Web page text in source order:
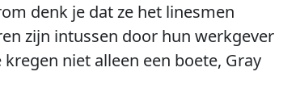
denk je dat ze het linesmen
zijn intussen door hun werkgever
niet alleen een boete, Gray